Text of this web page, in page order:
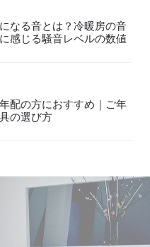
なる音とは？冷暖房の音
感じる騒音レベルの数値
配の方におすすめ｜ご年
の選び方